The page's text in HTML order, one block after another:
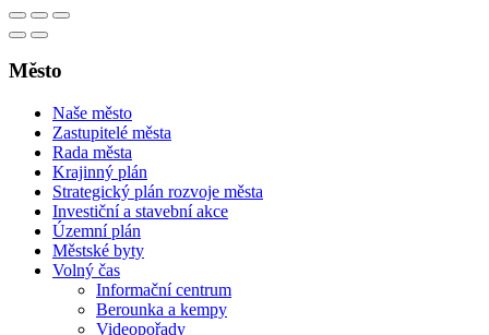
Město
Naše město
Zastupitelé města
Rada města
Krajinný plán
Strategický plán rozvoje města
Investiční a stavební akce
Územní plán
Městské byty
Volný čas
Informační centrum
Berounka a kempy
Videopořady